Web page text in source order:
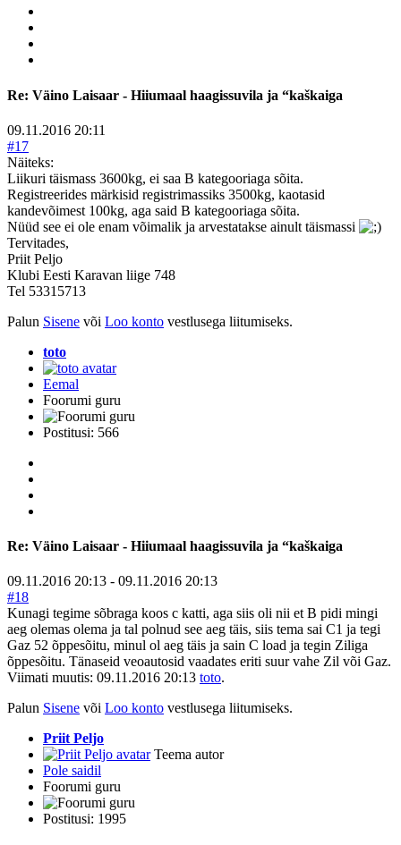
Re: Väino Laisaar - Hiiumaal haagissuvila ja “kaškaiga
09.11.2016 20:11
#17
Näiteks:
Liikuri täismass 3600kg, ei saa B kategooriaga sõita.
Registreerides märkisid registrimassiks 3500kg, kaotasid
kandevõimest 100kg, aga said B kategooriaga sõita.
Nüüd see ei ole enam võimalik ja arvestatakse ainult täismassi
Tervitades,
Priit Peljo
Klubi Eesti Karavan liige 748
Tel 53315713
Palun Sisene või Loo konto vestlusega liitumiseks.
toto
Eemal
Foorumi guru
Postitusi: 566
Re: Väino Laisaar - Hiiumaal haagissuvila ja “kaškaiga
09.11.2016 20:13 - 09.11.2016 20:13
#18
Kunagi tegime sõbraga koos c katti, aga siis oli nii et B pidi mingi
aeg olemas olema ja tal polnud see aeg täis, siis tema sai C1 ja tegi
Gaz 52 õppesõitu, minul ol aeg täis ja sain C load ja tegin Ziliga
õppesõitu. Tänaseid veoautosid vaadates eriti suur vahe Zil või Gaz.
Viimati muutis: 09.11.2016 20:13 toto.
Palun Sisene või Loo konto vestlusega liitumiseks.
Priit Peljo
Teema autor
Pole saidil
Foorumi guru
Postitusi: 1995